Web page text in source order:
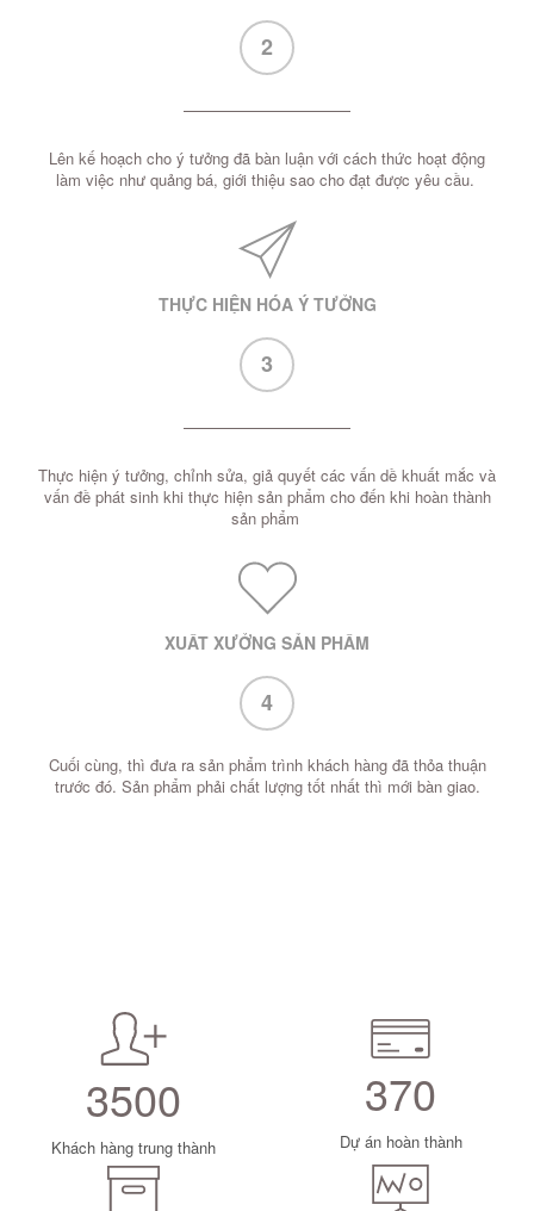
2
Lên kế hoạch cho ý tưởng đã bàn luận với cách thức hoạt động
làm việc như quảng bá, giới thiệu sao cho đạt được yêu cầu.
THỰC HIỆN HÓA Ý TƯỞNG
3
Thực hiện ý tưởng, chỉnh sửa, giả quyết các vấn dề khuất mắc và
vấn đề phát sinh khi thực hiện sản phẩm cho đến khi hoàn thành
sản phẩm
XUẤT XƯỞNG SẢN PHẨM
4
Cuối cùng, thì đưa ra sản phẩm trình khách hàng đã thỏa thuận
trước đó. Sản phẩm phải chất lượng tốt nhất thì mới bàn giao.
3500
Khách hàng trung thành
370
Dự án hoàn thành